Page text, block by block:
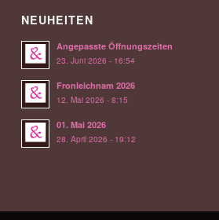
NEUHEITEN
Angepasste Öffnungszeiten
23. Juni 2026 - 16:54
Fronleichnam 2026
12. Mai 2026 - 8:15
01. Mai 2026
28. April 2026 - 19:12